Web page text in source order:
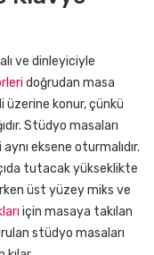
ve dinleyiciyle
doğrudan masa
üzerine konur, çünkü
Stüdyo masaları
eksene oturmalıdır.
tutacak yükseklikte
üst yüzey miks ve
için masaya takılan
stüdyo masaları